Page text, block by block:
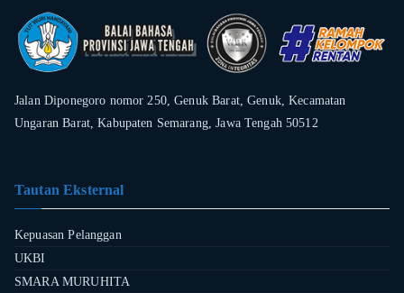
Jalan Diponegoro nomor 250, Genuk Barat, Genuk, Kecamatan
Ungaran Barat, Kabupaten Semarang, Jawa Tengah 50512
Tautan Eksternal
Kepuasan Pelanggan
UKBI
SMARA MURUHITA